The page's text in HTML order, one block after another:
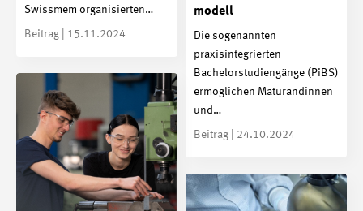
Swissmem organisierten…
Beitrag | 15.11.2024
modell
Die sogenannten
praxisintegrierten
Bachelorstudiengänge (PiBS)
ermöglichen Maturandinnen
und…
Beitrag | 24.10.2024